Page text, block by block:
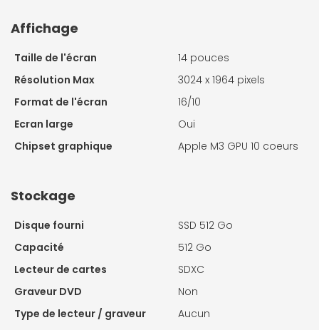
Affichage
Taille de l'écran
14 pouces
Résolution Max
3024 x 1964 pixels
Format de l'écran
16/10
Ecran large
Oui
Chipset graphique
Apple M3 GPU 10 coeurs
Stockage
Disque fourni
SSD 512 Go
Capacité
512 Go
Lecteur de cartes
SDXC
Graveur DVD
Non
Type de lecteur / graveur
Aucun